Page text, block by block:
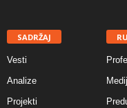
SADRŽAJ
Vesti
Analize
Projekti